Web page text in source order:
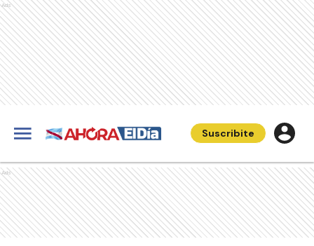
Ads
Suscribite
Ads